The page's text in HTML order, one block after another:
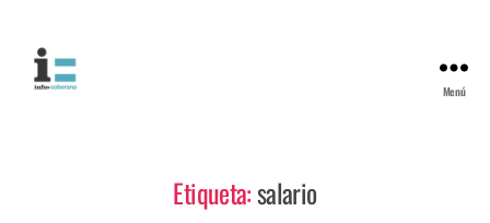
Menú
Etiqueta:salario